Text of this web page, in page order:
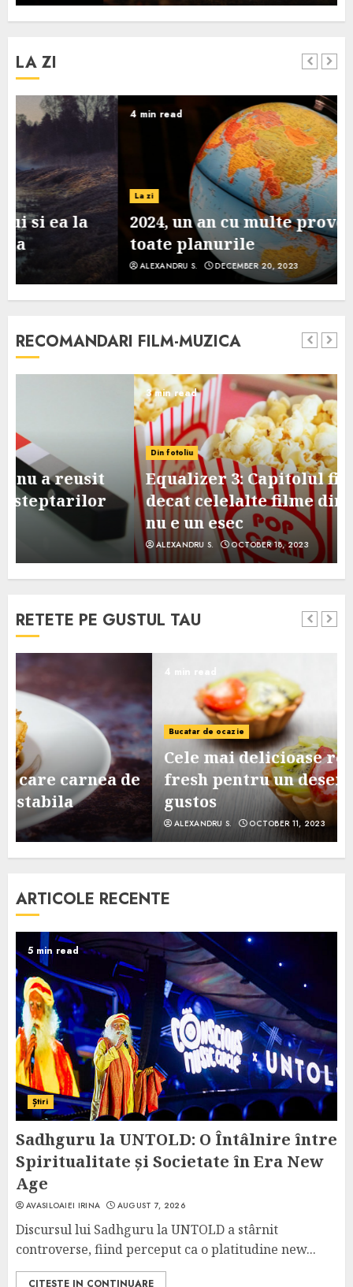
LA ZI
4 min read
La zi
2024, un an cu multe provocari pe
toate planurile
DECEMBER 20, 2023
RECOMANDARI FILM-MUZICA
Din fotoliu
Equalizer 3: Capitolul final, mai slab
decat celelalte filme din serie, dar
nu e un esec
ALEXANDRU S. OCTOBER 18, 2023
RETETE PE GUSTUL TAU
Bucatar de ocazie
Cele mai delicioase retete de tarte
fresh pentru un desert sanatos si
gustos
ALEXANDRU S. OCTOBER 11, 2023
ARTICOLE RECENTE
5 min read
Știri
Sadhguru la UNTOLD: O Întâlnire între
Spiritualitate și Societate în Era New
Age
AVASILOAIEI IRINA AUGUST 7, 2026
Discursul lui Sadhguru la UNTOLD a stârnit
controverse, fiind perceput ca o platitudine new...
CITESTE IN CONTINUARE